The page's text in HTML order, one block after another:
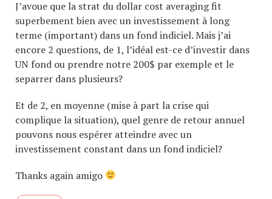
J’avoue que la strat du dollar cost averaging fit
superbement bien avec un investissement à long
terme (important) dans un fond indiciel. Mais j’ai
encore 2 questions, de 1, l’idéal est-ce d’investir dans
UN fond ou prendre notre 200$ par exemple et le
separrer dans plusieurs?
Et de 2, en moyenne (mise à part la crise qui
complique la situation), quel genre de retour annuel
pouvons nous espérer atteindre avec un
investissement constant dans un fond indiciel?
Thanks again amigo